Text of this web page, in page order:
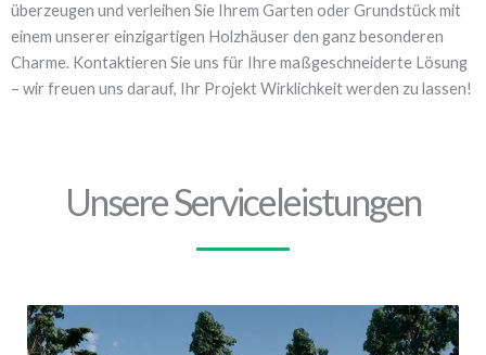
überzeugen und verleihen Sie Ihrem Garten oder Grundstück mit
einem unserer einzigartigen Holzhäuser den ganz besonderen
Charme. Kontaktieren Sie uns für Ihre maßgeschneiderte Lösung
– wir freuen uns darauf, Ihr Projekt Wirklichkeit werden zu lassen!
Unsere Serviceleistungen